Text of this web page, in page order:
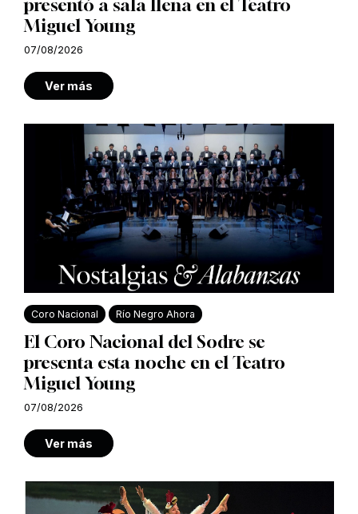
presentó a sala llena en el Teatro
Miguel Young
07/08/2026
Ver más
Coro Nacional Río Negro Ahora
El Coro Nacional del Sodre se
presenta esta noche en el Teatro
Miguel Young
07/08/2026
Ver más